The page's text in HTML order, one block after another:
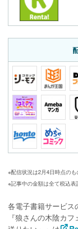
※配信状況は2月4日時点のも
※記事中の金額は全て税込表
各電子書籍サービス
『狼さんの木陰カ